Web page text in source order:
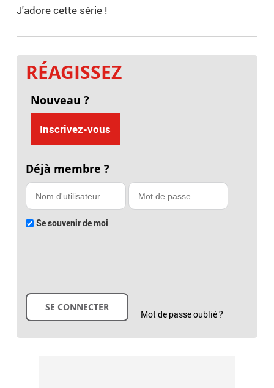
J'adore cette série !
RÉAGISSEZ
Nouveau ?
Inscrivez-vous
Déjà membre ?
Se souvenir de moi
Mot de passe oublié ?